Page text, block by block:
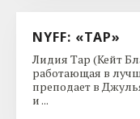
NYFF: «ТАР»
Лидия Тар (Кейт
работающая в
преподает в
и ...